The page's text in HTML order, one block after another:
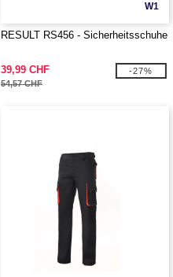
W1
RESULT RS456 - Sicherheitsschuhe
39,99 CHF
54,57 CHF
-27%